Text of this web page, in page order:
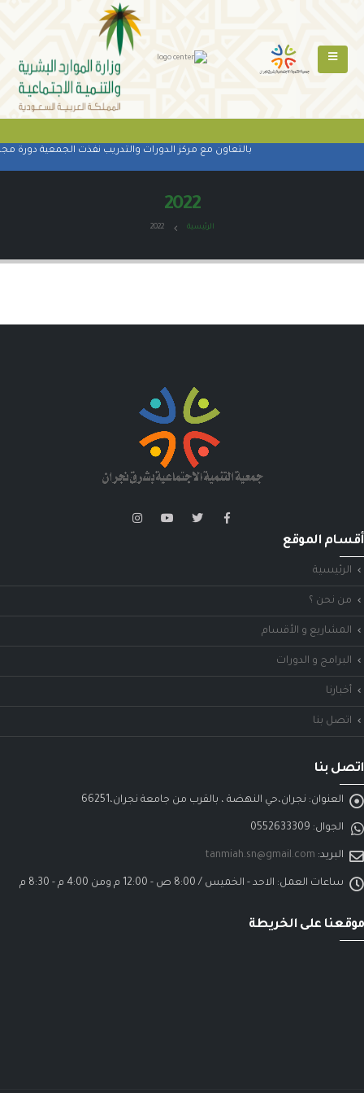
بالتعاون مع مركز الدورات والتدريب نفذت الجمعية دورة
2022
الرئيسية 2022
أقسام الموقع
الرئيسية
من نحن ؟
المشاريع و الأقسام
البرامج و الدورات
أخبارنا
اتصل بنا
اتصل بنا
العنوان: نجران،حي النهضة ، بالقرب من جامعة نجران،66251
الجوال: 0552633309
البريد: tanmiah.sn@gmail.com
ساعات العمل: الاحد - الخميس / 8:00 ص - 12:00 م ومن 4:00 م - 8:30 م
موقعنا على الخريطة